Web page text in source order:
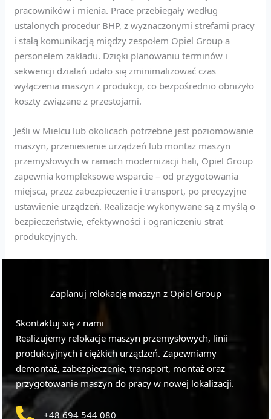
pracowników i mienia. Prace przebiegały według
ustalonych procedur BHP, z wyznaczonymi strefami pracy
i stałą komunikacją między zespołem Opiel Group a
personelem zakładu. Dzięki planowaniu terminów i
sekwencji działań udało się zminimalizować czas
wyłączenia maszyn z produkcji, co bezpośrednio obniżyło
koszty związane z przestojami.
Jeśli w Mielcu lub okolicach potrzebne jest poziomowanie
maszyn, przeniesienie urządzeń lub montaż maszyn
przemysłowych w ramach modernizacji hali, Opiel Group
zapewnia kompleksowe wsparcie – od przygotowania
miejsca, przez zabezpieczenie i transport, po precyzyjne
ustawienie urządzeń. Realizacje wykonywane są z myślą o
bezpieczeństwie, efektywności i ograniczeniu strat
produkcyjnych.
Zaplanuj relokację maszyn z Opiel Group
Skontaktuj się z nami
Realizujemy relokacje maszyn przemysłowych, linii
produkcyjnych i ciężkich urządzeń. Zapewniamy
demontaż, zabezpieczenie, transport, montaż oraz
przygotowanie maszyn do pracy w nowej lokalizacji.
+48 694 544 080